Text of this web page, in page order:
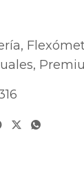
,
,